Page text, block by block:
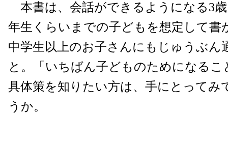
本書は、会話ができるようになる3
年生くらいまでの子どもを想定して書
中学生以上のお子さんにもじゅうぶん
と。「いちばん子どものためになるこ
具体策を知りたい方は、手にとってみ
うか。